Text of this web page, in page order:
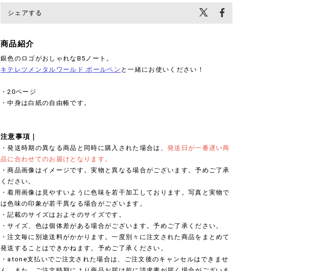
シェアする
商品紹介
銀色のロゴがおしゃれなB5ノート。
キテレツメンタルワールド ボールペン と一緒にお使いください！
・20ページ
・中身は白紙の自由帳です。
注意事項｜
・発送時期の異なる商品と同時に購入された場合は、 発送日が一番遅い商
品に合わせてのお届けとなります。
・商品画像はイメージです。実物と異なる場合がございます。予めご了承
ください。
・着用画像は見やすいように色味を若干加工しております。写真と実物で
は色味の印象が若干異なる場合がございます。
・記載のサイズはおよそのサイズです。
・サイズ、色は個体差がある場合がございます。予めご了承ください。
・注文毎に別途送料がかかります。一度別々に注文された商品をまとめて
発送することはできかねます。予めご了承ください。
・atone支払いでご注文された場合は、ご注文後のキャンセルはできませ